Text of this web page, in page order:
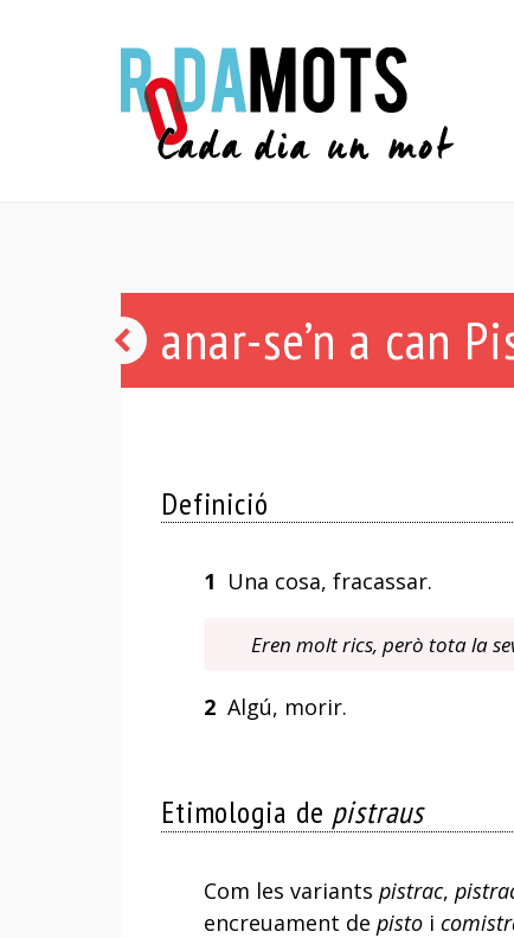
anar-se’n a can
Definició
1 Una cosa, fracassar.
Eren molt rics, però tota la
2Algú, morir.
Etimologia de pistraus
Com les variants pistrac,
encreuament de pistoi
xauxa